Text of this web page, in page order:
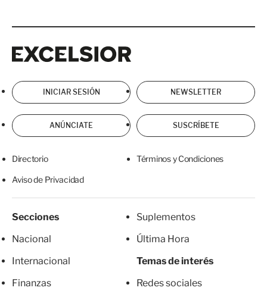
INICIAR SESIÓN NEWSLETTER
ANÚNCIATE SUSCRÍBETE
Directorio Términos y Condiciones
Aviso de Privacidad
Secciones
Nacional
Internacional
Finanzas
Suplementos
Última Hora
Temas de interés
Redes sociales